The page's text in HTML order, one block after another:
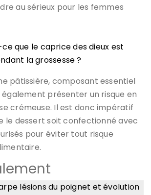
au sérieux pour les femmes
que le caprice des dieux est
la grossesse ?
pâtissière, composant essentiel
également présenter un risque en
crémeuse. Il est donc impératif
le dessert soit confectionné avec
pour éviter tout risque
lésions du poignet et évolution